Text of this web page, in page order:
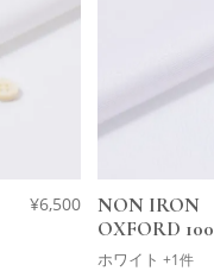
¥6,500
NON IRON
OXFORD 100
ホワイト +1件